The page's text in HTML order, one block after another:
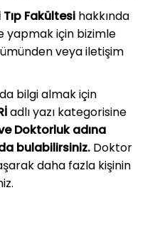
Fakültesi hakkında
yapmak için bizimle
veya iletişim
bilgi almak için
adlı yazı kategorisine
Doktorluk adına
bulabilirsiniz. Doktor
daha fazla kişinin